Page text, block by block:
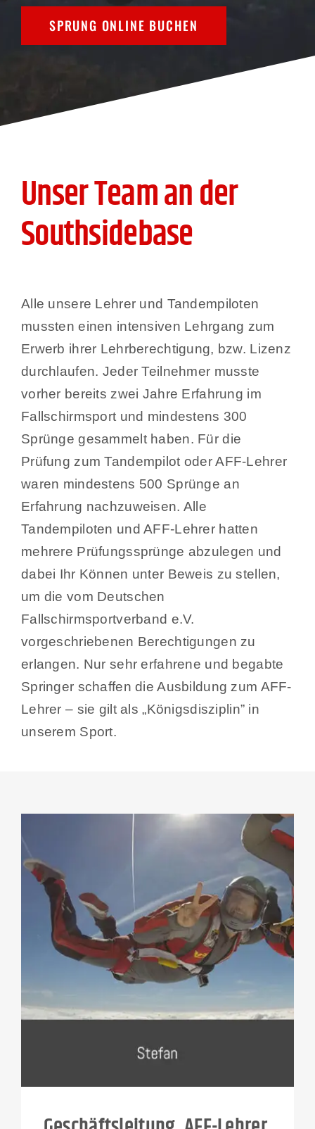
Downloads
SPRUNG ONLINE BUCHEN
Unser Team an der
Southsidebase
Alle unsere Lehrer und Tandempiloten
mussten einen intensiven Lehrgang zum
Erwerb ihrer Lehrberechtigung, bzw. Lizenz
durchlaufen. Jeder Teilnehmer musste
vorher bereits zwei Jahre Erfahrung im
Fallschirmsport und mindestens 300
Sprünge gesammelt haben. Für die
Prüfung zum Tandempilot oder AFF-Lehrer
waren mindestens 500 Sprünge an
Erfahrung nachzuweisen. Alle
Tandempiloten und AFF-Lehrer hatten
mehrere Prüfungssprünge abzulegen und
dabei Ihr Können unter Beweis zu stellen,
um die vom Deutschen
Fallschirmsportverband e.V.
vorgeschriebenen Berechtigungen zu
erlangen. Nur sehr erfahrene und begabte
Springer schaffen die Ausbildung zum AFF-
Lehrer – sie gilt als „Königsdisziplin” in
unserem Sport.